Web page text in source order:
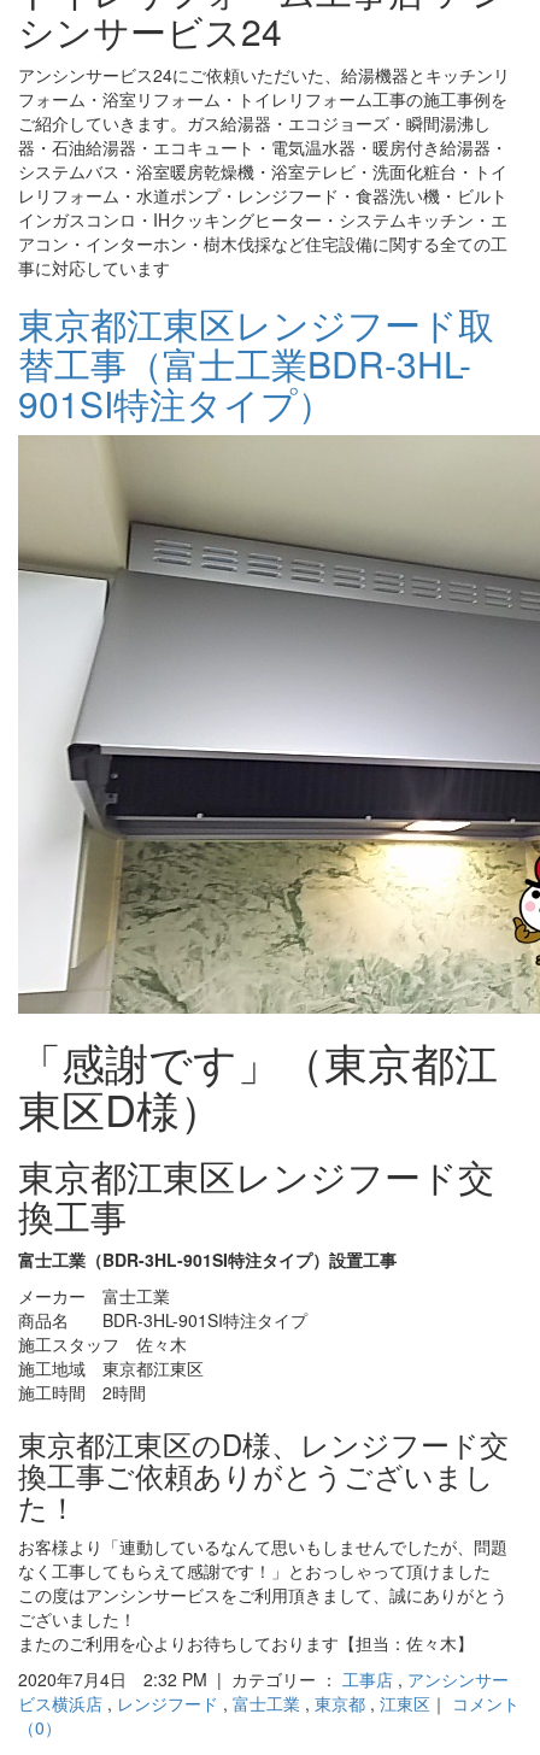
シンサービス24
アンシンサービス24にご依頼いただいた、給湯機器とキッチンリ
フォーム・浴室リフォーム・トイレリフォーム工事の施工事例を
ご紹介していきます。ガス給湯器・エコジョーズ・瞬間湯沸し
器・石油給湯器・エコキュート・電気温水器・暖房付き給湯器・
システムバス・浴室暖房乾燥機・浴室テレビ・洗面化粧台・トイ
レリフォーム・水道ポンプ・レンジフード・食器洗い機・ビルト
インガスコンロ・IHクッキングヒーター・システムキッチン・エ
アコン・インターホン・樹木伐採など住宅設備に関する全ての工
事に対応しています
東京都江東区レンジフード取
替工事（富士工業BDR-3HL-
901SI特注タイプ）
「感謝です」（東京都江
東区D様）
東京都江東区レンジフード交
換工事
富士工業（BDR-3HL-901SI特注タイプ）設置工事
メーカー 富士工業
商品名 BDR-3HL-901SI特注タイプ
施工スタッフ 佐々木
施工地域 東京都江東区
施工時間 2時間
東京都江東区のD様、レンジフード交
換工事ご依頼ありがとうございまし
た！
お客様より「連動しているなんて思いもしませんでしたが、問題
なく工事してもらえて感謝です！」とおっしゃって頂けました
この度はアンシンサービスをご利用頂きまして、誠にありがとう
ございました！
またのご利用を心よりお待ちしております【担当：佐々木】
2020年7月4日 2:32 PM | カテゴリー ： 工事店 , アンシンサー
ビス横浜店 , レンジフード , 富士工業 , 東京都 , 江東区 ｜ コメント
（0）